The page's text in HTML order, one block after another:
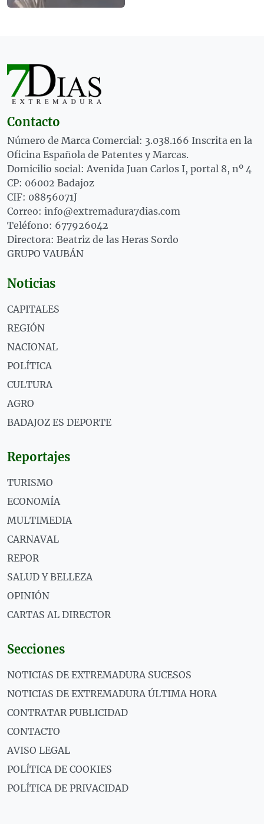
Contacto
Número de Marca Comercial: 3.038.166 Inscrita en la
Oficina Española de Patentes y Marcas.
Domicilio social: Avenida Juan Carlos I, portal 8, nº 4
CP: 06002 Badajoz
CIF: 08856071J
Correo: info@extremadura7dias.com
Teléfono: 677926042
Directora: Beatriz de las Heras Sordo
GRUPO VAUBÁN
Noticias
CAPITALES
REGIÓN
NACIONAL
POLÍTICA
CULTURA
AGRO
BADAJOZ ES DEPORTE
Reportajes
TURISMO
ECONOMÍA
MULTIMEDIA
CARNAVAL
REPOR
SALUD Y BELLEZA
OPINIÓN
CARTAS AL DIRECTOR
Secciones
NOTICIAS DE EXTREMADURA SUCESOS
NOTICIAS DE EXTREMADURA ÚLTIMA HORA
CONTRATAR PUBLICIDAD
CONTACTO
AVISO LEGAL
POLÍTICA DE COOKIES
POLÍTICA DE PRIVACIDAD